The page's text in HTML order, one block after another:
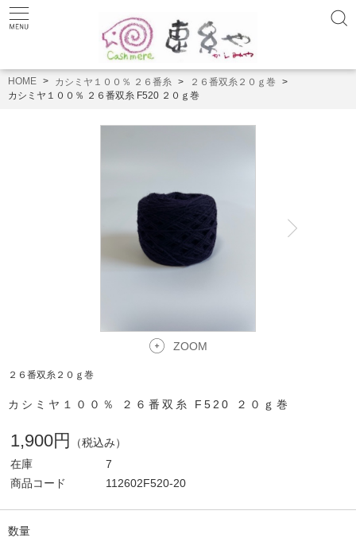
HOME カシミヤ１００％ ２６番糸
２６番双糸２０ｇ巻
カシミヤ１００％ ２６番双糸 F520 ２０ｇ巻
ZOOM
２６番双糸２０ｇ巻
カシミヤ１００％ ２６番双糸 F520 ２０ｇ巻
1,900円
（税込み）
在庫
7
商品コード
112602F520-20
数量